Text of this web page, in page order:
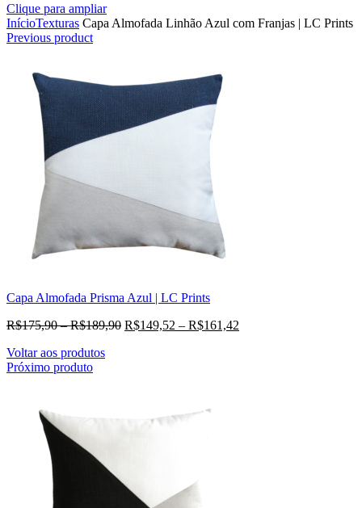
Clique para ampliar
InícioTexturas Capa Almofada Linhão Azul com Franjas | LC Prints
Previous product
Capa Almofada Prisma Azul | LC Prints
R$175,90–R$189,90 R$149,52 – R$161,42
Voltar aos produtos
Próximo produto